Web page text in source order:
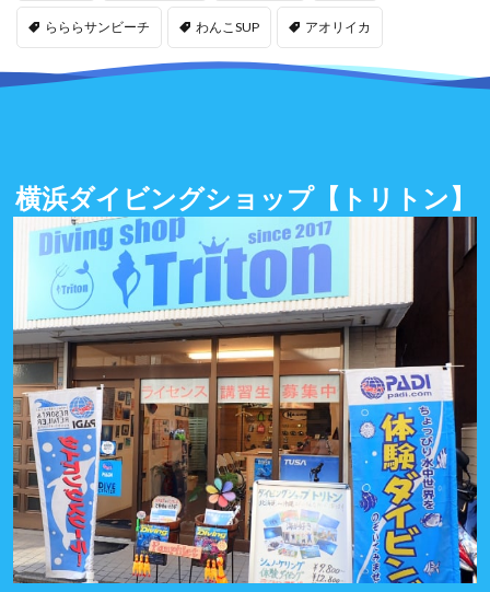
らららサンビーチ わんこSUP アオリイカ
横浜ダイビングショップ【トリトン】